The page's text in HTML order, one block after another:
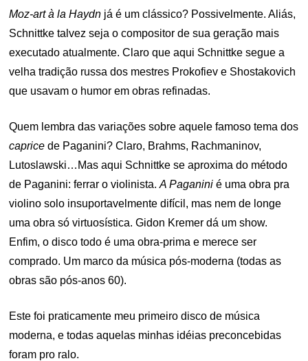
Moz-art à la Haydn já é um clássico? Possivelmente. Aliás,
Schnittke talvez seja o compositor de sua geração mais
executado atualmente. Claro que aqui Schnittke segue a
velha tradição russa dos mestres Prokofiev e Shostakovich
que usavam o humor em obras refinadas.
Quem lembra das variações sobre aquele famoso tema dos
caprice de Paganini? Claro, Brahms, Rachmaninov,
Lutoslawski…Mas aqui Schnittke se aproxima do método
de Paganini: ferrar o violinista.A Paganini é uma obra pra
violino solo insuportavelmente difícil, mas nem de longe
uma obra só virtuosística. Gidon Kremer dá um show.
Enfim, o disco todo é uma obra-prima e merece ser
comprado. Um marco da música pós-moderna (todas as
obras são pós-anos 60).
Este foi praticamente meu primeiro disco de música
moderna, e todas aquelas minhas idéias preconcebidas
foram pro ralo.